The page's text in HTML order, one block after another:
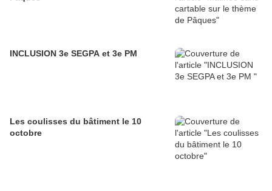
INCLUSION 3e SEGPA et 3e PM
Les coulisses du bâtiment le 10
octobre